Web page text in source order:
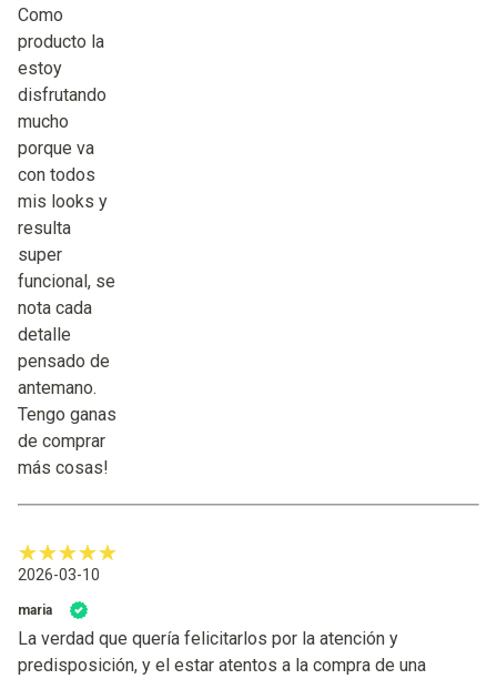
Como
producto la
estoy
disfrutando
mucho
porque va
con todos
mis looks y
resulta
super
funcional, se
nota cada
detalle
pensado de
antemano.
Tengo ganas
de comprar
más cosas!
2026-03-10
maria
La verdad que quería felicitarlos por la atención y
predisposición, y el estar atentos a la compra de una